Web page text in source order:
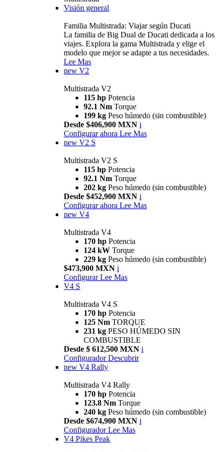
Visión general
Familia Multistrada: Viajar según Ducati
La familia de Big Dual de Ducati dedicada a los
viajes. Explora la gama Multistrada y elige el
modelo que mejor se adapte a tus necesidades.
Lee Mas
new V2
Multistrada V2
115 hp Potencia
92.1 Nm Torque
199 kg Peso húmedo (sin combustible)
Desde $406,900 MXN i
Configurar ahora Lee Mas
new V2 S
Multistrada V2 S
115 hp Potencia
92.1 Nm Torque
202 kg Peso húmedo (sin combustible)
Desde $452,900 MXN i
Configurar ahora Lee Mas
new V4
Multistrada V4
170 hp Potencia
124 kW Torque
229 kg Peso húmedo (sin combustible)
$473,900 MXN i
Configurar Lee Mas
V4 S
Multistrada V4 S
170 hp Potencia
125 Nm TORQUE
231 kg PESO HÚMEDO SIN
COMBUSTIBLE
Desde $ 612,500 MXN i
Configurador Descubrir
new V4 Rally
Multistrada V4 Rally
170 hp Potencia
123.8 Nm Torque
240 kg Peso húmedo (sin combustible)
Desde $674,900 MXN i
Configurador Lee Mas
V4 Pikes Peak